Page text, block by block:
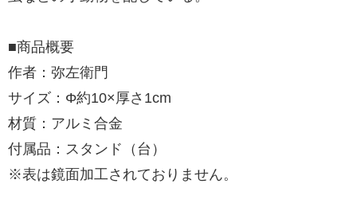
■商品概要
作者：弥左衛門
サイズ：Φ約10×厚さ1cm
材質：アルミ合金
付属品：スタンド（台）
※表は鏡面加工されておりません。